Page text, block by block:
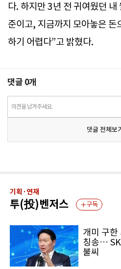
다. 하지만 3년 전 귀여웠던
준이고, 지금까지 모아놓은 돈
하기 어렵다”고 밝혔다.
댓글 0개
의견을 남겨주세요.
댓글 전체보
기획·연재
투(投)벤저스 구독
개미 구한
칭송… SK
불씨